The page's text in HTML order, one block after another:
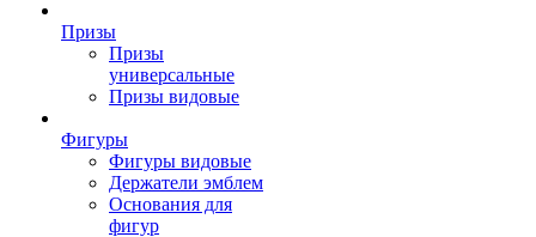
Призы
Призы
универсальные
Призы видовые
Фигуры
Фигуры видовые
Держатели эмблем
Основания для
фигур